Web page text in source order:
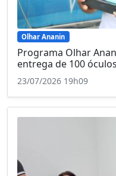
Olhar Ananin
Programa Olhar
entrega de 100
23/07/2026 19h09